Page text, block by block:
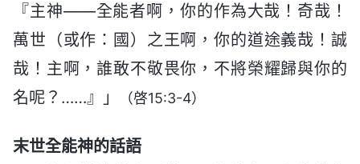
『主神——全能者啊，你的作為大哉！奇哉！
萬世（或作：國）之王啊，你的道途義哉！誠
哉！主啊，誰敢不敬畏你，不將榮耀歸與你的
名呢？……』」
（啓15:3-4）
末世全能神的話語